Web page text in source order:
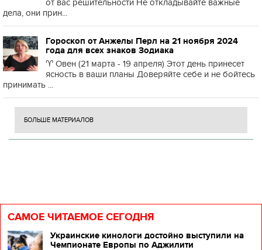
от вас решительности Не откладывайте важные
дела, они прин...
Гороскоп от Анжелы Перл на 21 ноября 2024
года для всех знаков Зодиака
♈️ Овен (21 марта - 19 апреля) Этот день принесет
ясность в ваши планы Доверяйте себе и не бойтесь
принимать ...
БОЛЬШЕ МАТЕРИАЛОВ
САМОЕ ЧИТАЕМОЕ СЕГОДНЯ
Украинские кинологи достойно выступили на
Чемпионате Европы по Аджилити